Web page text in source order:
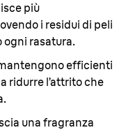
più
i residui di peli
ogni rasatura.
efficienti
ridurre l’attrito che
una fragranza